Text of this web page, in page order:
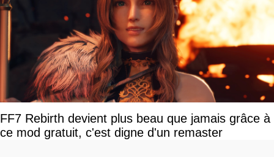
FF7 Rebirth devient plus beau que jamais grâce à
ce mod gratuit, c'est digne d'un remaster